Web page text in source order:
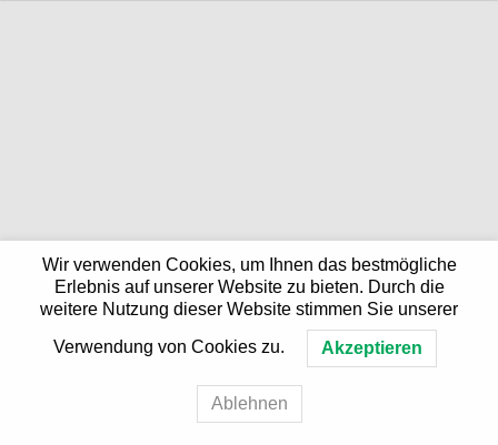
Wir verwenden Cookies, um Ihnen das bestmögliche
Erlebnis auf unserer Website zu bieten. Durch die
weitere Nutzung dieser Website stimmen Sie unserer
Verwendung von Cookies zu. Akzeptieren
Ablehnen